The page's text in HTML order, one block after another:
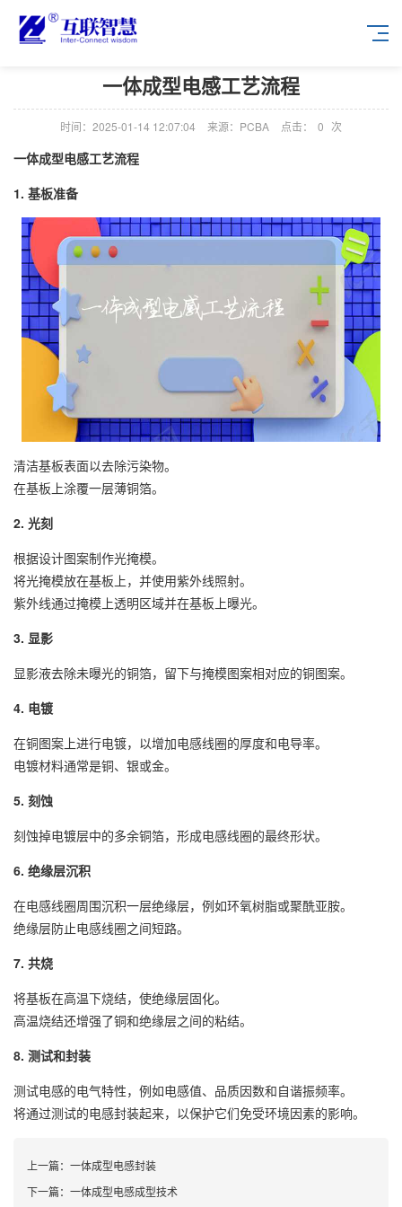
一体成型电感工艺流程
时间：2025-01-14 12:07:04 来源：PCBA 点击： 0 次
一体成型电感工艺流程
1. 基板准备
清洁基板表面以去除污染物。
在基板上涂覆一层薄铜箔。
2. 光刻
根据设计图案制作光掩模。
将光掩模放在基板上，并使用紫外线照射。
紫外线通过掩模上透明区域并在基板上曝光。
3. 显影
显影液去除未曝光的铜箔，留下与掩模图案相对应的铜图案。
4. 电镀
在铜图案上进行电镀，以增加电感线圈的厚度和电导率。
电镀材料通常是铜、银或金。
5. 刻蚀
刻蚀掉电镀层中的多余铜箔，形成电感线圈的最终形状。
6. 绝缘层沉积
在电感线圈周围沉积一层绝缘层，例如环氧树脂或聚酰亚胺。
绝缘层防止电感线圈之间短路。
7. 共烧
将基板在高温下烧结，使绝缘层固化。
高温烧结还增强了铜和绝缘层之间的粘结。
8. 测试和封装
测试电感的电气特性，例如电感值、品质因数和自谐振频率。
将通过测试的电感封装起来，以保护它们免受环境因素的影响。
上一篇： 一体成型电感封装
下一篇： 一体成型电感成型技术